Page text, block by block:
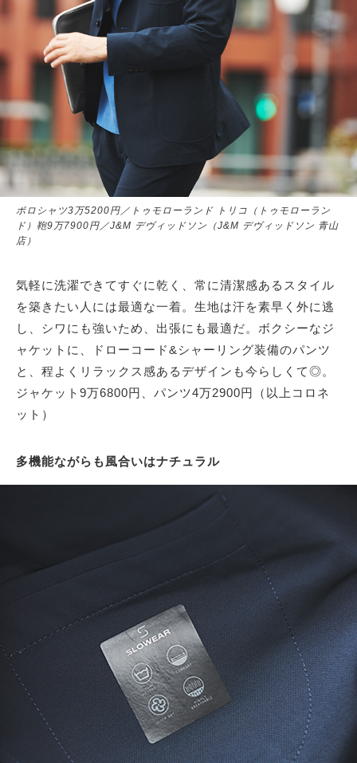
ポロシャツ3万5200円／トゥモローランド トリコ（トゥモローラン
ド）鞄9万7900円／J&M デヴィッドソン（J&M デヴィッドソン 青山
店）
気軽に洗濯できてすぐに乾く、常に清潔感あるスタイル
を築きたい人には最適な一着。生地は汗を素早く外に逃
し、シワにも強いため、出張にも最適だ。ボクシーなジ
ャケットに、ドローコード&シャーリング装備のパンツ
と、程よくリラックス感あるデザインも今らしくて◎。
ジャケット9万6800円、パンツ4万2900円（以上コロネ
ット）
多機能ながらも風合いはナチュラル